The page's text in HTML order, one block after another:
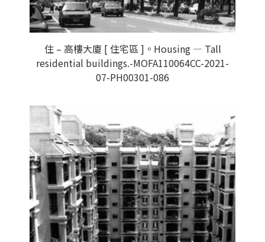
住 – 高樓大廈 [ 住宅區 ]。Housing — Tall
residential buildings.-MOFA110064CC-2021-
07-PH00301-086